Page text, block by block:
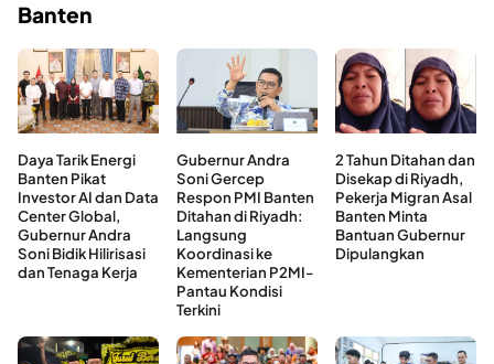
Banten
Daya Tarik Energi
Banten Pikat
Investor AI dan Data
Center Global,
Gubernur Andra
Soni Bidik Hilirisasi
dan Tenaga Kerja
Gubernur Andra
Soni Gercep
Respon PMI Banten
Ditahan di Riyadh:
Langsung
Koordinasi ke
Kementerian P2MI-
Pantau Kondisi
Terkini
2 Tahun Ditahan dan
Disekap di Riyadh,
Pekerja Migran Asal
Banten Minta
Bantuan Gubernur
Dipulangkan